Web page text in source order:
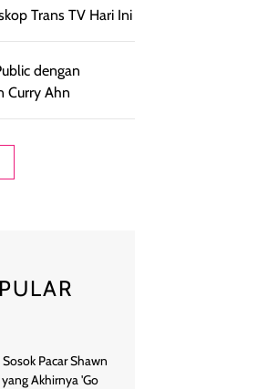
Trans TV Hari Ini
dengan
Curry Ahn
Pacar Shawn
Akhirnya 'Go